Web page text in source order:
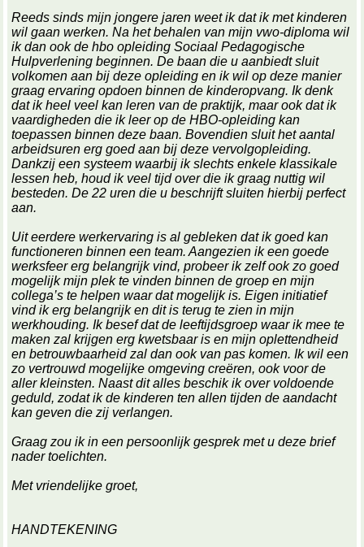
Reeds sinds mijn jongere jaren weet ik dat ik met kinderen
wil gaan werken. Na het behalen van mijn vwo-diploma wil
ik dan ook de hbo opleiding Sociaal Pedagogische
Hulpverlening beginnen. De baan die u aanbiedt sluit
volkomen aan bij deze opleiding en ik wil op deze manier
graag ervaring opdoen binnen de kinderopvang. Ik denk
dat ik heel veel kan leren van de praktijk, maar ook dat ik
vaardigheden die ik leer op de HBO-opleiding kan
toepassen binnen deze baan. Bovendien sluit het aantal
arbeidsuren erg goed aan bij deze vervolgopleiding.
Dankzij een systeem waarbij ik slechts enkele klassikale
lessen heb, houd ik veel tijd over die ik graag nuttig wil
besteden. De 22 uren die u beschrijft sluiten hierbij perfect
aan.
Uit eerdere werkervaring is al gebleken dat ik goed kan
functioneren binnen een team. Aangezien ik een goede
werksfeer erg belangrijk vind, probeer ik zelf ook zo goed
mogelijk mijn plek te vinden binnen de groep en mijn
collega’s te helpen waar dat mogelijk is. Eigen initiatief
vind ik erg belangrijk en dit is terug te zien in mijn
werkhouding. Ik besef dat de leeftijdsgroep waar ik mee te
maken zal krijgen erg kwetsbaar is en mijn oplettendheid
en betrouwbaarheid zal dan ook van pas komen. Ik wil een
zo vertrouwd mogelijke omgeving creëren, ook voor de
aller kleinsten. Naast dit alles beschik ik over voldoende
geduld, zodat ik de kinderen ten allen tijden de aandacht
kan geven die zij verlangen.
Graag zou ik in een persoonlijk gesprek met u deze brief
nader toelichten.
Met vriendelijke groet,
HANDTEKENING